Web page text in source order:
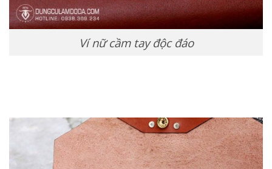
Ví nữ cầm tay độc đáo